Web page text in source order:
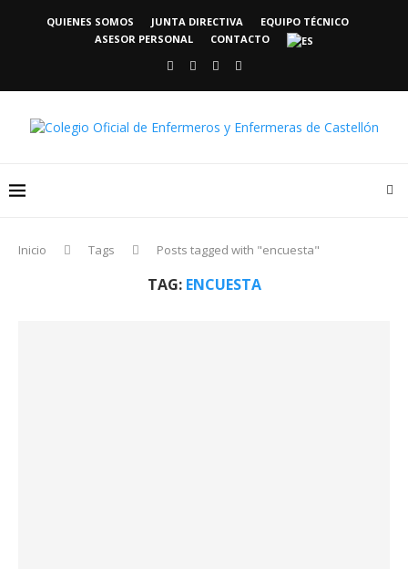
QUIENES SOMOS JUNTA DIRECTIVA
EQUIPO TÉCNICO
ASESOR PERSONAL
CONTACTO
Inicio Tags Posts tagged with "encuesta"
TAG: ENCUESTA